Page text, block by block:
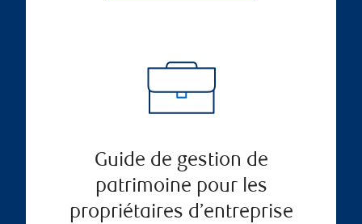
Guide de gestion de
patrimoine pour les
propriétaires d’entreprise